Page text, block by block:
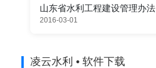
山东省水利工程建设管理办法
2016-03-01
凌云水利 • 软件下载